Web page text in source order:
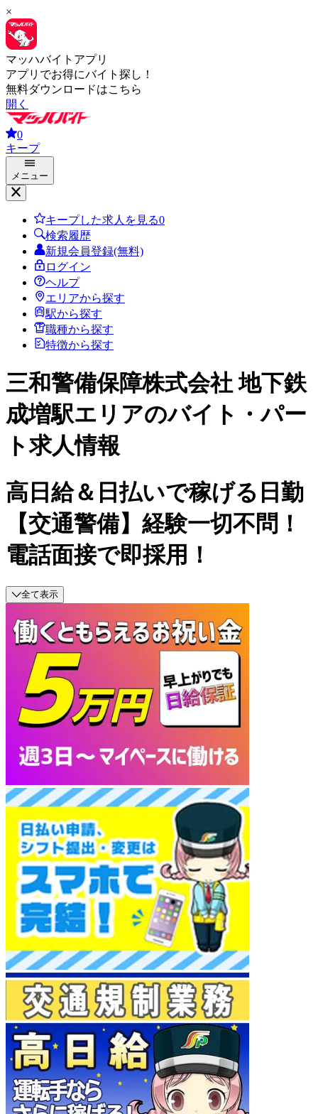
×
マッハバイトアプリ
アプリでお得にバイト探し！
無料ダウンロードはこちら
開く
0
キープ
メニュー
キープした求人を見る0
検索履歴
新規会員登録(無料)
ログイン
ヘルプ
エリアから探す
駅から探す
職種から探す
特徴から探す
三和警備保障株式会社 地下鉄
成増駅エリアのバイト・パー
ト求人情報
高日給＆日払いで稼げる日勤
【交通警備】経験一切不問！
電話面接で即採用！
全て表示